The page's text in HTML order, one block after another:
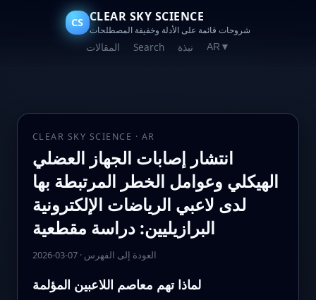
CS CLEAR SKY SCIENCE
شروحات قائمة على الأدلة وخفيفة المصطلحات
المقالات Search نبذة AR ▼
CLEAR SKY SCIENCE · AR
انتشار إصابات الجهاز العضلي
الهيكلي وعوامل الخطر المرتبطة بها
لدى لاعبي الرياضات الإلكترونية
البرازيليين: دراسة مقطعية
2026-03-07· العودة إلى الفهرس
لماذا تهم معاصم اللاعبين المؤلمة